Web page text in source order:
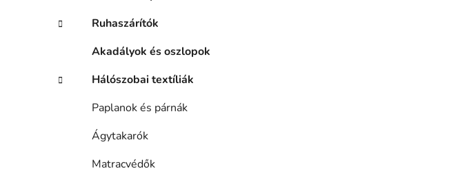
Ruhaszárítók
Akadályok és oszlopok
Hálószobai textíliák
Paplanok és párnák
Ágytakarók
Matracvédők